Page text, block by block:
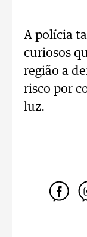
A polícia
curiosos
região a
risco por
luz.